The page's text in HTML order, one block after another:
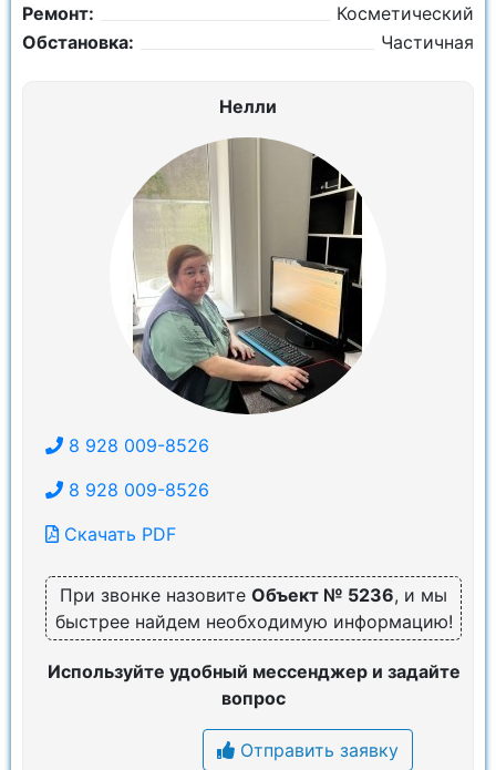
Ремонт:
Косметический
Обстановка:
Частичная
Нелли
8 928 009-8526
8 928 009-8526
Скачать PDF
При звонке назовите Объект № 5236, и мы
быстрее найдем необходимую информацию!
Используйте удобный мессенджер и задайте
вопрос
Отправить заявку